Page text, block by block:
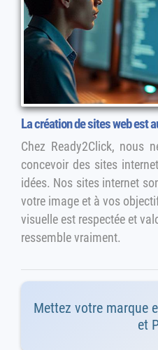
La création de sites web est
Chez Ready2Click, nous
concevoir des sites
idées. Nos sites internet
votre image et à vos
visuelle est respectée et
ressemble vraiment.
Mettez votre marque
et